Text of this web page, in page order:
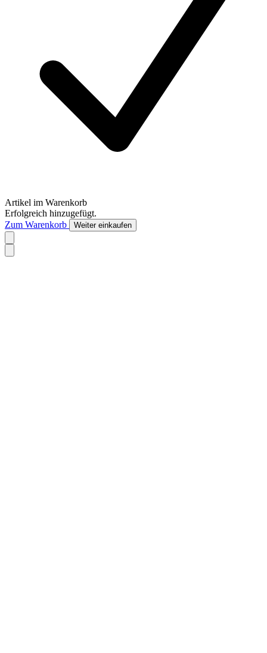
Artikel im Warenkorb
Erfolgreich hinzugefügt.
Zum Warenkorb
Weiter einkaufen